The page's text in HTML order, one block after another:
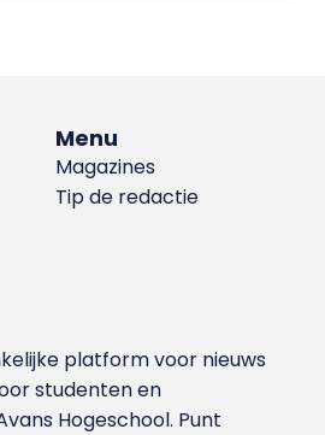
Menu
Magazines
Tip de redactie
platform voor nieuws
studenten en
Hoge­school. Punt